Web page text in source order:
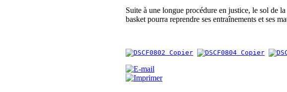
Suite à une longue procédure en justice, le sol de
basket pourra reprendre ses entraînements et ses